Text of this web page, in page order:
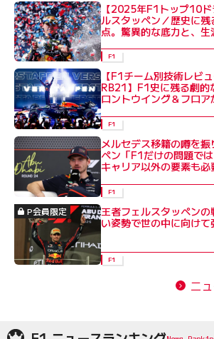
【2025年F1トップ10
ルスタッペン／歴史に
点。驚異的な底力と、
F1
【F1チーム別技術レビ
RB21】F1史に残る劇的
ロントウイング＆フロア
F1
メルセデス移籍の噂を
ペン「F1だけの問題で
キャリア以外の要素も必
F1
P会員限定
王者フェルスタッペン
い姿勢で世の中に向け
F1
ニ